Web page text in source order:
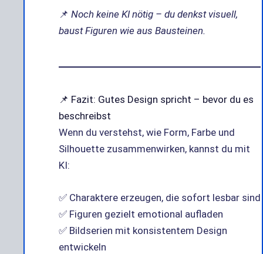
📌Noch keine KI nötig – du denkst visuell,
baust Figuren wie aus Bausteinen.
📌 Fazit: Gutes Design spricht – bevor du es
beschreibst
Wenn du verstehst, wie Form, Farbe und
Silhouette zusammenwirken, kannst du mit
KI:
✅ Charaktere erzeugen, die sofort lesbar sind
✅ Figuren gezielt emotional aufladen
✅ Bildserien mit konsistentem Design
entwickeln